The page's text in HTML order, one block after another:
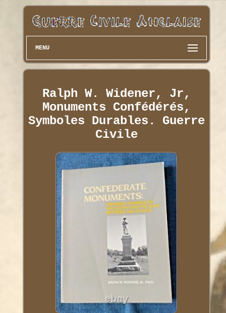
MENU
Ralph W. Widener, Jr,
Monuments Confédérés,
Symboles Durables. Guerre
Civile